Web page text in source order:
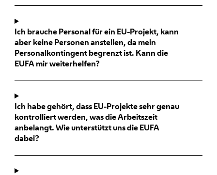
Ich brauche Personal für ein EU-Projekt, kann
aber keine Personen anstellen, da mein
Personalkontingent begrenzt ist. Kann die
EUFA mir weiterhelfen?
Ich habe gehört, dass EU-Projekte sehr genau
kontrolliert werden, was die Arbeitszeit
anbelangt. Wie unterstützt uns die EUFA
dabei?